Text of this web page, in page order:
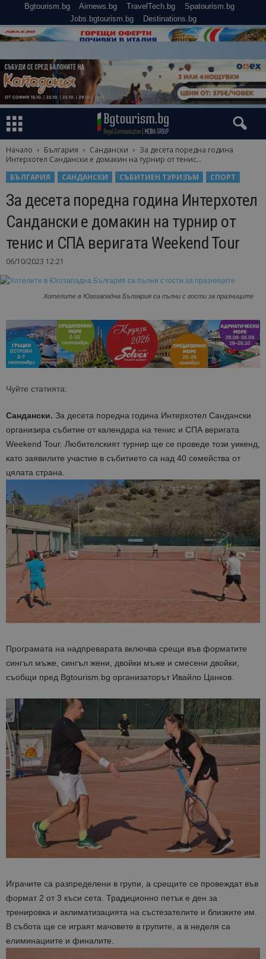
Bgtourism.bg Airnews.bg TravelTech.bg
Spatourism.bg
Jobs.bgtourism.bg
Destinations.bg
Начало България Сандански
За десета поредна година
Интерхотел Сандански е домакин на турнир от тенис...
БЪЛГАРИЯ
САНДАНСКИ СЪБИТИЕН ТУРИЗЪМ СПОРТ
За десета поредна година Интерхотел
Сандански е домакин на турнир от
тенис и СПА веригата Weekend Tour
06/10/2023 12:21
Хотелите в Югозападна България са пълни с гости за празниците
Чуйте статията:
Сандански. За десета поредна година Интерхотел Сандански
организира събитие от календара на тенис и СПА веригата
Weekend Tour. Любителският турнир ще се проведе този уикенд,
като заявилите участие в събитието са над 40 семейства от
цялата страна.
Програмата на надпреварата включва срещи във форматите
сингъл мъже, сингъл жени, двойки мъже и смесени двойки,
съобщи пред Bgtourism.bg организаторът Ивайло Цанков.
Играчите са разпределени в групи, а срещите се провеждат във
формат 2 от 3 къси сета. Традиционно петък е ден за
тренировка и аклиматизацията на състезателите и близките им.
В събота ще се играят мачовете в групите, а в неделя са
елиминациите и финалите.